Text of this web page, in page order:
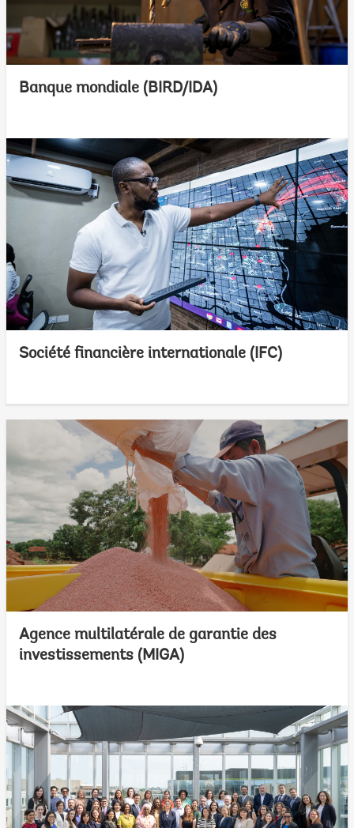
Banque mondiale (BIRD/IDA)
Société financière internationale (IFC)
Agence multilatérale de garantie des
investissements (MIGA)